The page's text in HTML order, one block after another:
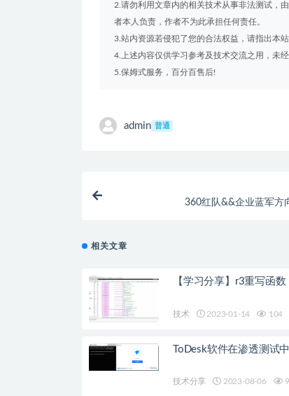
2.请勿利用文章内的相关技术从事非法测试，
者本人负责，作者不为此承担任何责任。
3.站内资源若侵犯了您的合法权益，请指出本站
4.上述内容仅供学习参考及技术交流之用，未
5.保姆式服务，百分百售后!
admin 普通
360红队&&企业蓝军方
相关文章
【学习分享】r3重写函数
技术 2023-01-14 104
ToDesk软件在渗透测试
技术分享 2023-08-06